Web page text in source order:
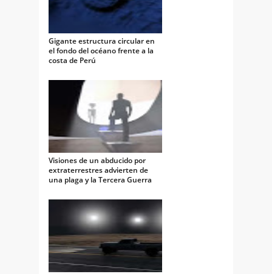
Gigante estructura circular en
el fondo del océano frente a la
costa de Perú
Visiones de un abducido por
extraterrestres advierten de
una plaga y la Tercera Guerra